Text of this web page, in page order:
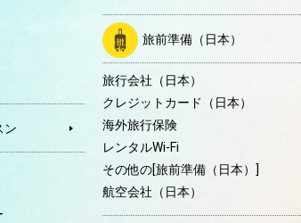
ン
旅前準備（日本）
旅行会社（日本）
クレジットカード（日本）
海外旅行保険
レンタルWi-Fi
その他の[旅前準備（日本）]
航空会社（日本）